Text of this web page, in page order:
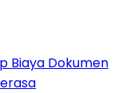
Biaya Dokumen